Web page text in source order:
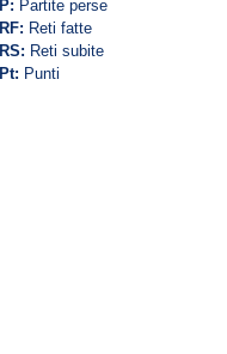
P: Partite perse
RF: Reti fatte
RS: Reti subite
Pt: Punti